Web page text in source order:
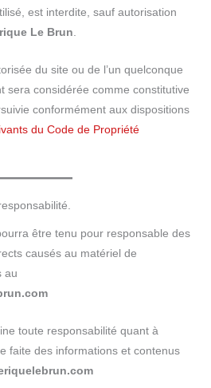
est interdite, sauf autorisation
Le Brun.
du site ou de l’un quelconque
sera considérée comme constitutive
conformément aux dispositions
du Code de Propriété
être tenu pour responsable des
causés au matériel de
au
toute responsabilité quant à
faite des informations et contenus